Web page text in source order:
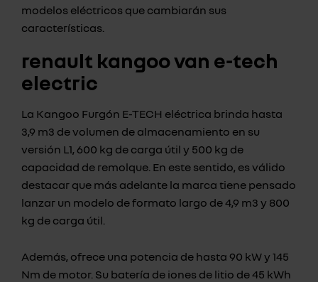
modelos eléctricos que cambiarán sus
características.
renault kangoo van e-tech
electric
La Kangoo Furgón E-TECH eléctrica brinda hasta
3,9 m3 de volumen de almacenamiento en su
versión L1, 600 kg de carga útil y 500 kg de
capacidad de remolque. En este sentido, es válido
destacar que más adelante la marca tiene pensado
lanzar un modelo de formato largo de 4,9 m3 y 800
kg de carga útil.
Además, ofrece una potencia de hasta 90 kW y 145
Nm de motor. Su batería de iones de litio de 45 kWh